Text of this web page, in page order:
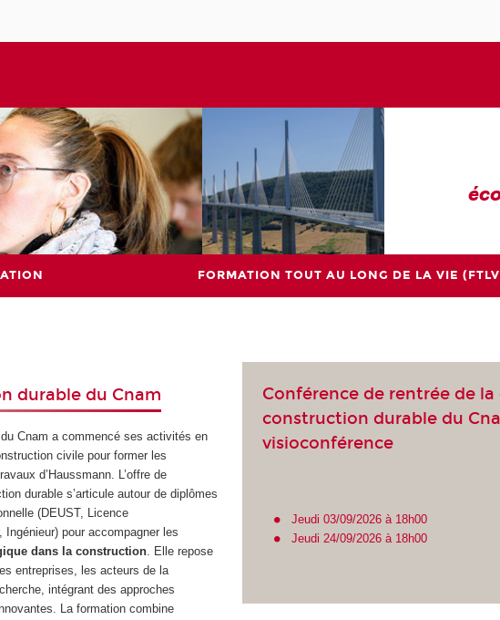
FORMATION TOUT AU LONG DE LA VIE
durable du Cnam
Cnam a commencé ses activités en
civile pour former les
d’Haussmann. L’offre de
durable s’articule autour de diplômes
(DEUST, Licence
pour accompagner les
dans la construction. Elle repose
entreprises, les acteurs de la
intégrant des approches
La formation combine
Conférence de rentrée de la
construction durable du
visioconférence
Jeudi 03/09/2026 à 18h00
Jeudi 24/09/2026 à 18h00